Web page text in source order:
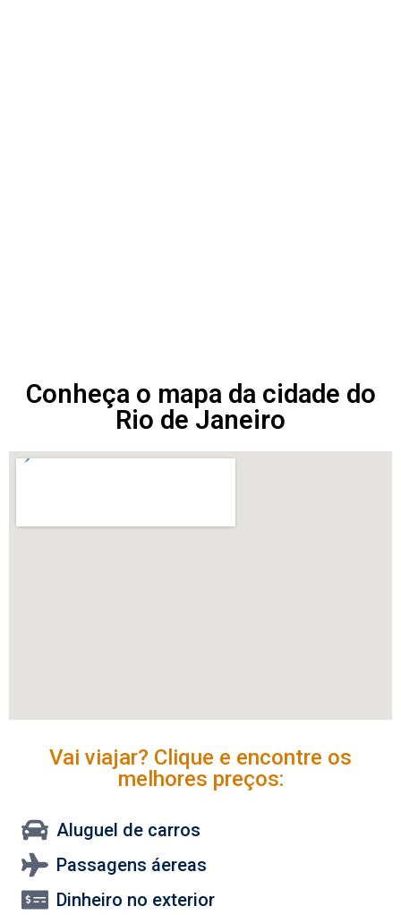
Conheça o mapa da cidade do
Rio de Janeiro
Vai viajar? Clique e encontre os
melhores preços:
Aluguel de carros
Passagens áereas
Dinheiro no exterior